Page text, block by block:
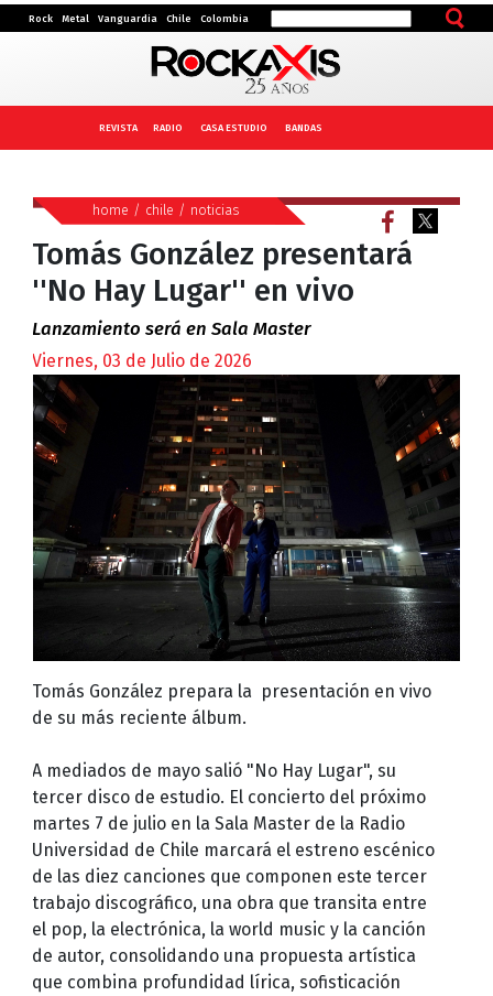
Rock Metal Vanguardia Chile Colombia
REVISTA RADIO CASA ESTUDIO BANDAS
home / chile / noticias
Tomás González presentará
''No Hay Lugar'' en vivo
Lanzamiento será en Sala Master
Viernes, 03 de Julio de 2026
Tomás González prepara la presentación en vivo
de su más reciente álbum.
A mediados de mayo salió "No Hay Lugar", su
tercer disco de estudio. El concierto del próximo
martes 7 de julio en la Sala Master de la Radio
Universidad de Chile marcará el estreno escénico
de las diez canciones que componen este tercer
trabajo discográfico, una obra que transita entre
el pop, la electrónica, la world music y la canción
de autor, consolidando una propuesta artística
que combina profundidad lírica, sofisticación